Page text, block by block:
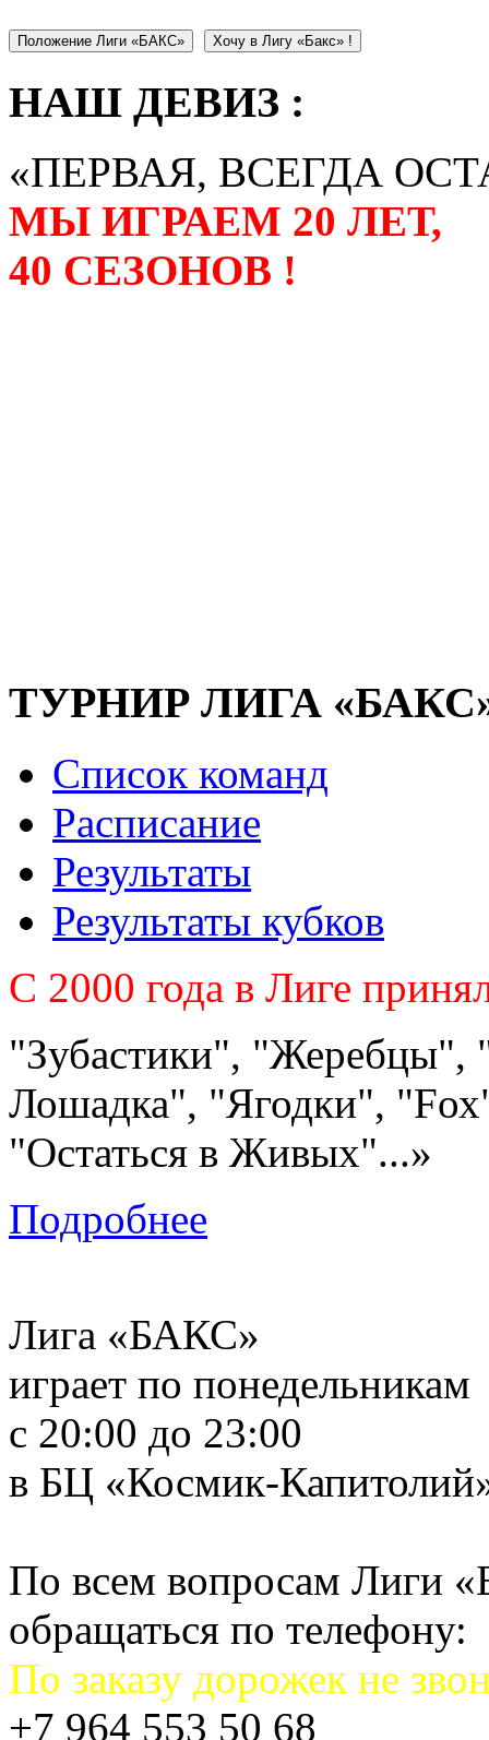
Положение Лиги «БАКС» Хочу в Лигу «Бакс» !
НАШ ДЕВИЗ :
«ПЕРВАЯ, ВСЕГДА
МЫ ИГРАЕМ 20 ЛЕТ,
40 СЕЗОНОВ !
ТУРНИР ЛИГА
Список команд
Расписание
Результаты
Результаты кубков
C 2000 года в Лиге
"Зубастики", "Жеребцы",
Лошадка", "Ягодки",
"Остаться в Живых"...»
Подробнее
Лига «БАКС»
играет по понедельникам
с 20:00 до 23:00
в БЦ «Космик-
По всем вопросам Лиги
обращаться по телефону:
По заказу дорожек не
+7 964 553 50 68